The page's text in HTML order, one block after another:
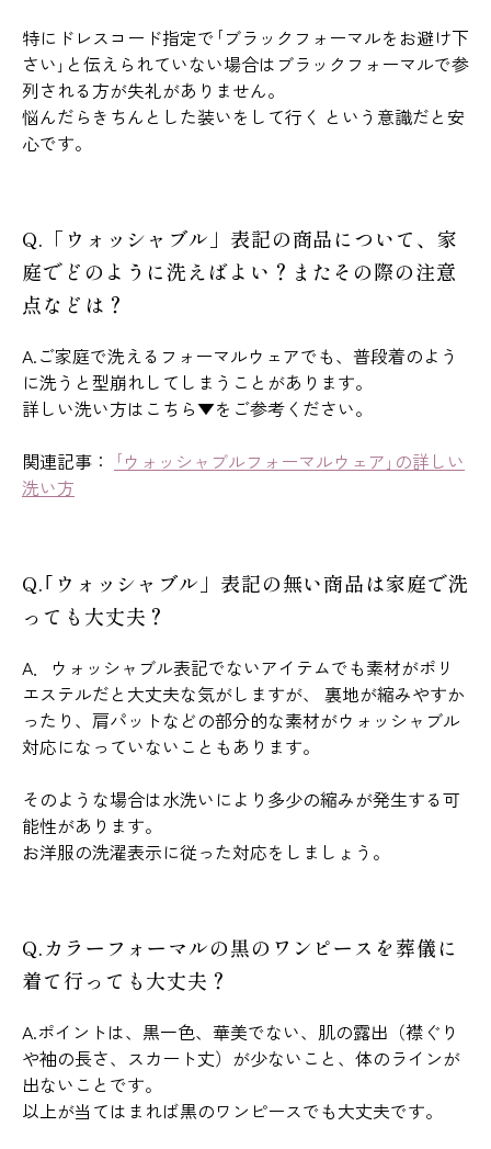
特にドレスコード指定で｢ブラックフォーマルをお避け下
さい｣と伝えられていない場合はブラックフォーマルで参
列される方が失礼がありません。
悩んだらきちんとした装いをして行く という意識だと安
心です。
Q.「ウォッシャブル」表記の商品について、家
庭でどのように洗えばよい？またその際の注意
点などは？
A.ご家庭で洗えるフォーマルウェアでも、普段着のよう
に洗うと型崩れしてしまうことがあります。
詳しい洗い方はこちら▼をご参考ください。
関連記事：
｢ウォッシャブルフォーマルウェア｣の詳しい
洗い方
Q.｢ウォッシャブル」表記の無い商品は家庭で洗
っても大丈夫？
A．ウォッシャブル表記でないアイテムでも素材がポリ
エステルだと大丈夫な気がしますが、 裏地が縮みやすか
ったり、肩パットなどの部分的な素材がウォッシャブル
対応になっていないこともあります。
そのような場合は水洗いにより多少の縮みが発生する可
能性があります。
お洋服の洗濯表示に従った対応をしましょう。
Q.カラーフォーマルの黒のワンピースを葬儀に
着て行っても大丈夫？
A.ポイントは、黒一色、華美でない、肌の露出（襟ぐり
や袖の長さ、スカート丈）が少ないこと、体のラインが
出ないことです。
以上が当てはまれば黒のワンピースでも大丈夫です。